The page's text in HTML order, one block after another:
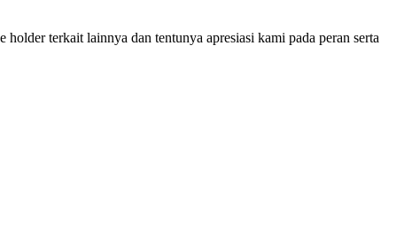
terkait lainnya dan tentunya apresiasi kami pada peran serta